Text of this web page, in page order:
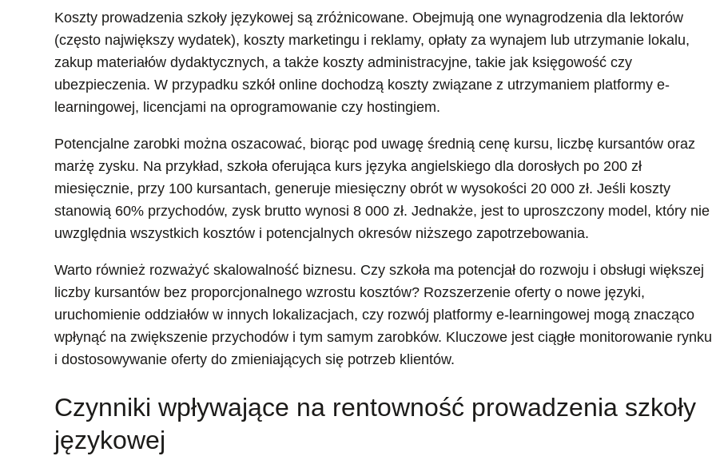
Koszty prowadzenia szkoły językowej są zróżnicowane. Obejmują one wynagrodzenia dla lektorów
(często największy wydatek), koszty marketingu i reklamy, opłaty za wynajem lub utrzymanie lokalu,
zakup materiałów dydaktycznych, a także koszty administracyjne, takie jak księgowość czy
ubezpieczenia. W przypadku szkół online dochodzą koszty związane z utrzymaniem platformy e-
learningowej, licencjami na oprogramowanie czy hostingiem.
Potencjalne zarobki można oszacować, biorąc pod uwagę średnią cenę kursu, liczbę kursantów oraz
marżę zysku. Na przykład, szkoła oferująca kurs języka angielskiego dla dorosłych po 200 zł
miesięcznie, przy 100 kursantach, generuje miesięczny obrót w wysokości 20 000 zł. Jeśli koszty
stanowią 60% przychodów, zysk brutto wynosi 8 000 zł. Jednakże, jest to uproszczony model, który nie
uwzględnia wszystkich kosztów i potencjalnych okresów niższego zapotrzebowania.
Warto również rozważyć skalowalność biznesu. Czy szkoła ma potencjał do rozwoju i obsługi większej
liczby kursantów bez proporcjonalnego wzrostu kosztów? Rozszerzenie oferty o nowe języki,
uruchomienie oddziałów w innych lokalizacjach, czy rozwój platformy e-learningowej mogą znacząco
wpłynąć na zwiększenie przychodów i tym samym zarobków. Kluczowe jest ciągłe monitorowanie rynku
i dostosowywanie oferty do zmieniających się potrzeb klientów.
Czynniki wpływające na rentowność prowadzenia szkoły
językowej